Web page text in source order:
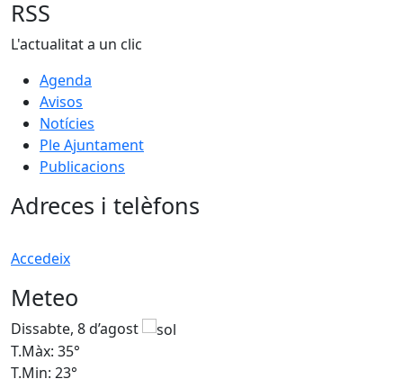
RSS
L'actualitat a un clic
Agenda
Avisos
Notícies
Ple Ajuntament
Publicacions
Adreces i telèfons
Accedeix
Meteo
Dissabte, 8 d’agost
T.Màx: 35°
T.Min: 23°